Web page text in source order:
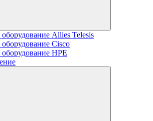
оборудование Allies Telesis
оборудование Cisco
оборудование HPE